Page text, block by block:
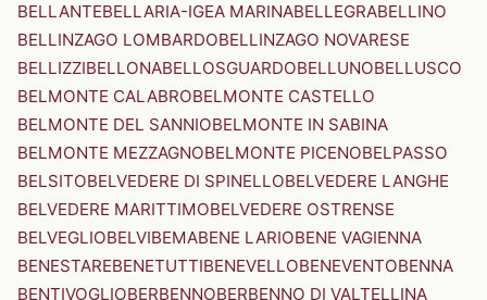
BELLANTEBELLARIA-IGEA MARINABELLEGRABELLINO
BELLINZAGO LOMBARDOBELLINZAGO NOVARESE
BELLIZZIBELLONABELLOSGUARDOBELLUNOBELLUSCO
BELMONTE CALABROBELMONTE CASTELLO
BELMONTE DEL SANNIOBELMONTE IN SABINA
BELMONTE MEZZAGNOBELMONTE PICENOBELPASSO
BELSITOBELVEDERE DI SPINELLOBELVEDERE LANGHE
BELVEDERE MARITTIMOBELVEDERE OSTRENSE
BELVEGLIOBELVIBEMABENE LARIOBENE VAGIENNA
BENESTAREBENETUTTIBENEVELLOBENEVENTOBENNA
BENTIVOGLIOBERBENNOBERBENNO DI VALTELLINA